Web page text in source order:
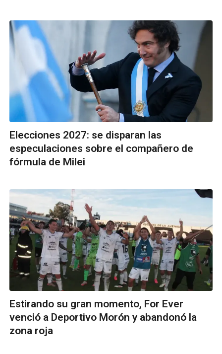
Elecciones 2027: se disparan las
especulaciones sobre el compañero de
fórmula de Milei
Estirando su gran momento, For Ever
venció a Deportivo Morón y abandonó la
zona roja